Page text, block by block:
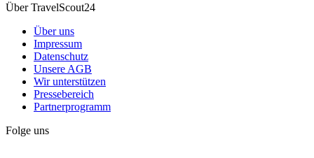
Über TravelScout24
Über uns
Impressum
Datenschutz
Unsere AGB
Wir unterstützen
Pressebereich
Partnerprogramm
Folge uns